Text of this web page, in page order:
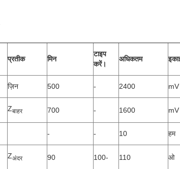
प्रतीक मिन
टाइप
करें।
अधिकतम
ज़िन 500 - 2400 mV
Zबाहर 700 - 1600 mV
- - 10 हम
Zअंदर 90 100- 110 ओ